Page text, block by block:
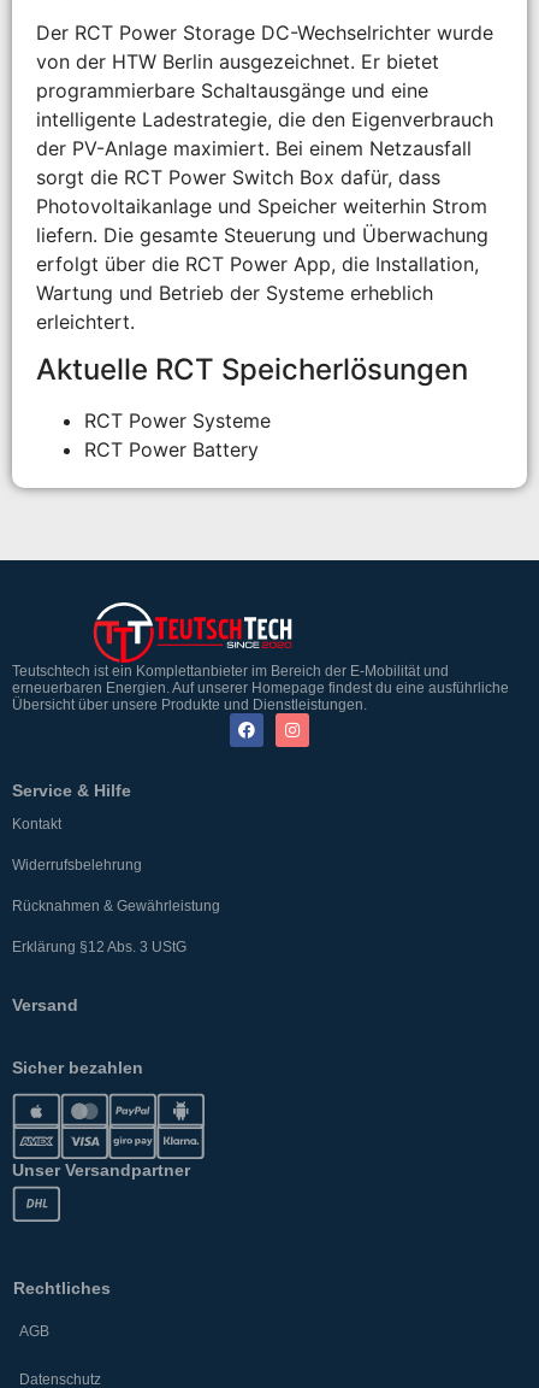
Der RCT Power Storage DC-Wechselrichter wurde
von der HTW Berlin ausgezeichnet. Er bietet
programmierbare Schaltausgänge und eine
intelligente Ladestrategie, die den Eigenverbrauch
der PV-Anlage maximiert. Bei einem Netzausfall
sorgt die RCT Power Switch Box dafür, dass
Photovoltaikanlage und Speicher weiterhin Strom
liefern. Die gesamte Steuerung und Überwachung
erfolgt über die RCT Power App, die Installation,
Wartung und Betrieb der Systeme erheblich
erleichtert.
Aktuelle RCT Speicherlösungen
RCT Power Systeme
RCT Power Battery
Teutschtech ist ein Komplettanbieter im Bereich der E-Mobilität und
erneuerbaren Energien. Auf unserer Homepage findest du eine ausführliche
Übersicht über unsere Produkte und Dienstleistungen.
Service & Hilfe
Kontakt
Widerrufsbelehrung
Rücknahmen & Gewährleistung
Erklärung §12 Abs. 3 UStG
Versand
Sicher bezahlen
Unser Versandpartner
Rechtliches
AGB
Datenschutz